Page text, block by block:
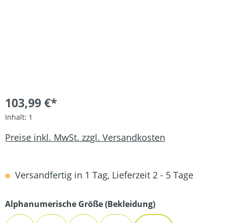
103,99 €*
Inhalt: 1
Preise inkl. MwSt. zzgl. Versandkosten
Versandfertig in 1 Tag, Lieferzeit 2 - 5 Tage
Alphanumerische Größe (Bekleidung)auswählen